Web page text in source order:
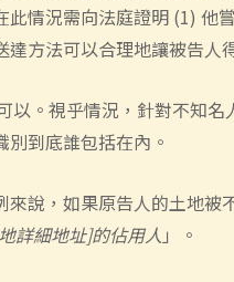
此情況需向法庭證明(1) 他
達方法可以合理地讓被告人
以。 視乎情況 ， 針對不知名
別到底誰包括在內 。
來說，如果原告人的土地被
詳細地址]的佔用人 」。